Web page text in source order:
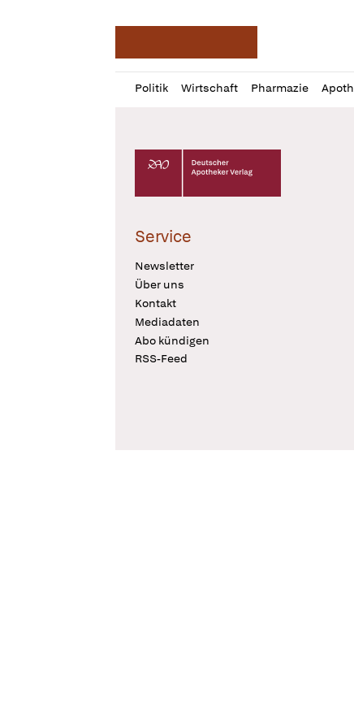
Politik Wirtschaft Pharmazie
Profil
öffnen
Daz
Pur
Deutscher Apotheker Verlag Logo
Service
Newsletter
Über uns
Kontakt
Mediadaten
Abo kündigen
RSS-Feed